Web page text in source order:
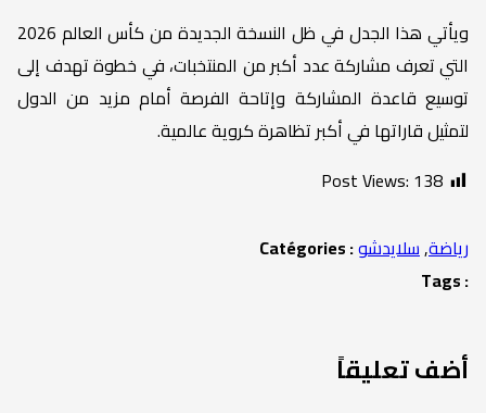
ويأتي هذا الجدل في ظل النسخة الجديدة من كأس العالم 2026
التي تعرف مشاركة عدد أكبر من المنتخبات، في خطوة تهدف إلى
توسيع قاعدة المشاركة وإتاحة الفرصة أمام مزيد من الدول
لتمثيل قاراتها في أكبر تظاهرة كروية عالمية.
Post Views: 138
Catégories : رياضة,سلايدشو
Tags :
أضف تعليقاً